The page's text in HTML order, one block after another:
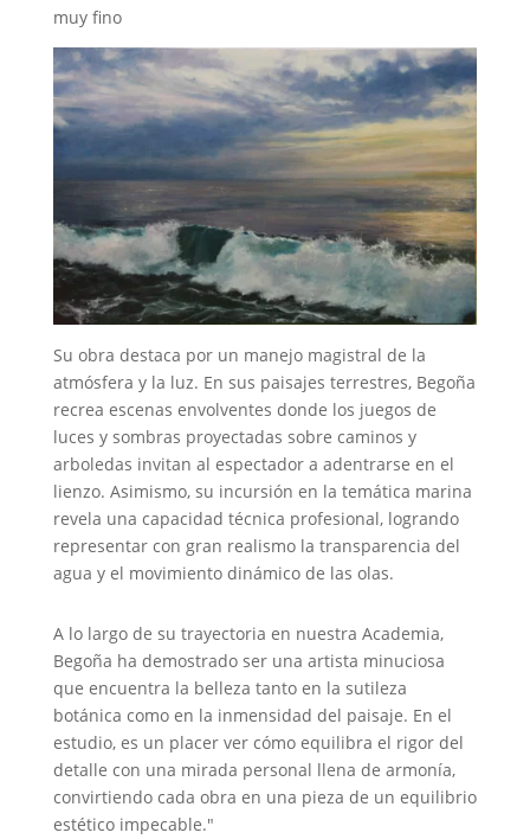
muy fino
Su obra destaca por un manejo magistral de la
atmósfera y la luz. En sus paisajes terrestres, Begoña
recrea escenas envolventes donde los juegos de
luces y sombras proyectadas sobre caminos y
arboledas invitan al espectador a adentrarse en el
lienzo. Asimismo, su incursión en la temática marina
revela una capacidad técnica profesional, logrando
representar con gran realismo la transparencia del
agua y el movimiento dinámico de las olas.
A lo largo de su trayectoria en nuestra Academia,
Begoña ha demostrado ser una artista minuciosa
que encuentra la belleza tanto en la sutileza
botánica como en la inmensidad del paisaje. En el
estudio, es un placer ver cómo equilibra el rigor del
detalle con una mirada personal llena de armonía,
convirtiendo cada obra en una pieza de un equilibrio
estético impecable."